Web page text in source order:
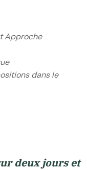
Approche
dans le
deux jours et